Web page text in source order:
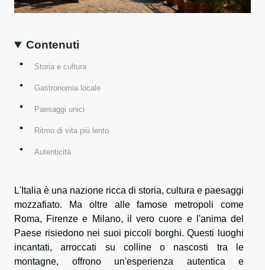
Contenuti
Storia e cultura
Gastronomia locale
Paesaggi unici
Ritmo di vita più lento
Autenticità
L'Italia è una nazione ricca di storia, cultura e paesaggi
mozzafiato. Ma oltre alle famose metropoli come
Roma, Firenze e Milano, il vero cuore e l'anima del
Paese risiedono nei suoi piccoli borghi. Questi luoghi
incantati, arroccati su colline o nascosti tra le
montagne, offrono un'esperienza autentica e